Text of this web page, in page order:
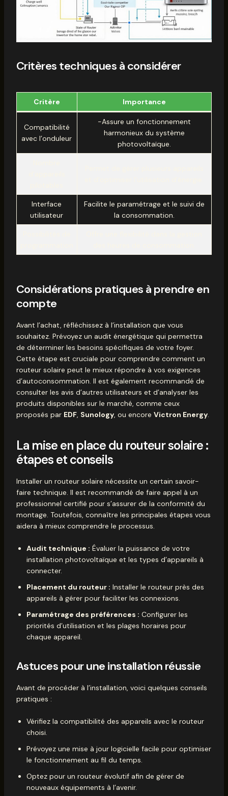
Critères techniques à considérer
Critère Importance
Compatibilité
avec l’onduleur
-Assure un fonctionnement
harmonieux du système
photovoltaïque.
Interface
utilisateur
Facilite le paramétrage et le suivi de
la consommation.
Considérations pratiques à prendre en
compte
Avant l’achat, réfléchissez à l’installation que vous
souhaitez. Prévoyez un audit énergétique qui permettra
de déterminer les besoins spécifiques de votre foyer.
Cette étape est cruciale pour comprendre comment un
routeur solaire peut le mieux répondre à vos exigences
d’autoconsommation. Il est également recommandé de
consulter les avis d’autres utilisateurs et d’analyser les
produits disponibles sur le marché, comme ceux
proposés par EDF, Sunology, ou encore Victron Energy.
La mise en place du routeur solaire :
étapes et conseils
Installer un routeur solaire nécessite un certain savoir-
faire technique. Il est recommandé de faire appel à un
professionnel certifié pour s’assurer de la conformité du
montage. Toutefois, connaître les principales étapes vous
aidera à mieux comprendre le processus.
Audit technique : Évaluer la puissance de votre
installation photovoltaïque et les types d’appareils à
connecter.
Placement du routeur : Installer le routeur près des
appareils à gérer pour faciliter les connexions.
Paramétrage des préférences : Configurer les
priorités d’utilisation et les plages horaires pour
chaque appareil.
Astuces pour une installation réussie
Avant de procéder à l’installation, voici quelques conseils
pratiques :
Vérifiez la compatibilité des appareils avec le routeur
choisi.
Prévoyez une mise à jour logicielle facile pour optimiser
le fonctionnement au fil du temps.
Optez pour un routeur évolutif afin de gérer de
nouveaux équipements à l’avenir.